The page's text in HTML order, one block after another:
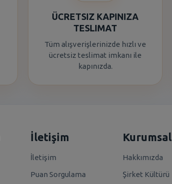
ÜCRETSIZ KAPINIZA
TESLIMAT
Tüm alışverişlerinizde hızlı ve
ücretsiz teslimat imkanı ile
kapınızda.
İletişim
İletişim
Puan Sorgulama
Kurumsal
Hakkımızda
Şirket Kültürü